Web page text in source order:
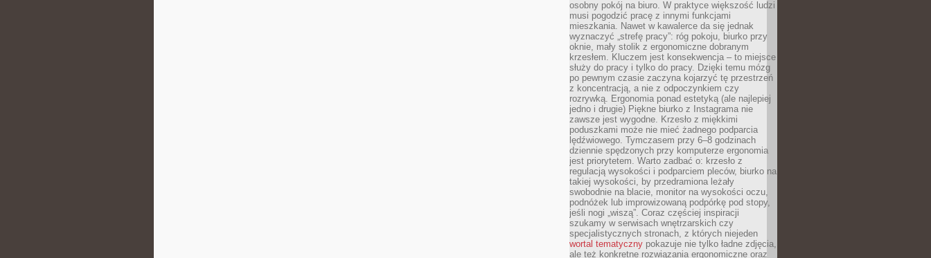
osobny pokój na biuro. W praktyce większość ludzi
musi pogodzić pracę z innymi funkcjami
mieszkania. Nawet w kawalerce da się jednak
wyznaczyć „strefę pracy”: róg pokoju, biurko przy
oknie, mały stolik z ergonomiczne dobranym
krzesłem. Kluczem jest konsekwencja – to miejsce
służy do pracy i tylko do pracy. Dzięki temu mózg
po pewnym czasie zaczyna kojarzyć tę przestrzeń
z koncentracją, a nie z odpoczynkiem czy
rozrywką. Ergonomia ponad estetyką (ale najlepiej
jedno i drugie) Piękne biurko z Instagrama nie
zawsze jest wygodne. Krzesło z miękkimi
poduszkami może nie mieć żadnego podparcia
lędźwiowego. Tymczasem przy 6–8 godzinach
dziennie spędzonych przy komputerze ergonomia
jest priorytetem. Warto zadbać o: krzesło z
regulacją wysokości i podparciem pleców, biurko na
takiej wysokości, by przedramiona leżały
swobodnie na blacie, monitor na wysokości oczu,
podnóżek lub improwizowaną podpórkę pod stopy,
jeśli nogi „wiszą”. Coraz częściej inspiracji
szukamy w serwisach wnętrzarskich czy
specjalistycznych stronach, z których niejeden
wortal tematyczny pokazuje nie tylko ładne zdjęcia,
ale też konkretne rozwiązania ergonomiczne oraz